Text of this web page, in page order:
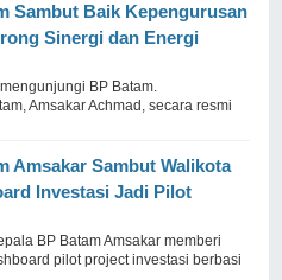
Sambut Baik Kepengurusan
Sinergi dan Energi
BP Batam.
Amsakar Achmad, secara resmi
Amsakar Sambut Walikota
Investasi Jadi Pilot
BP Batam Amsakar memberi
pilot project investasi berbasi